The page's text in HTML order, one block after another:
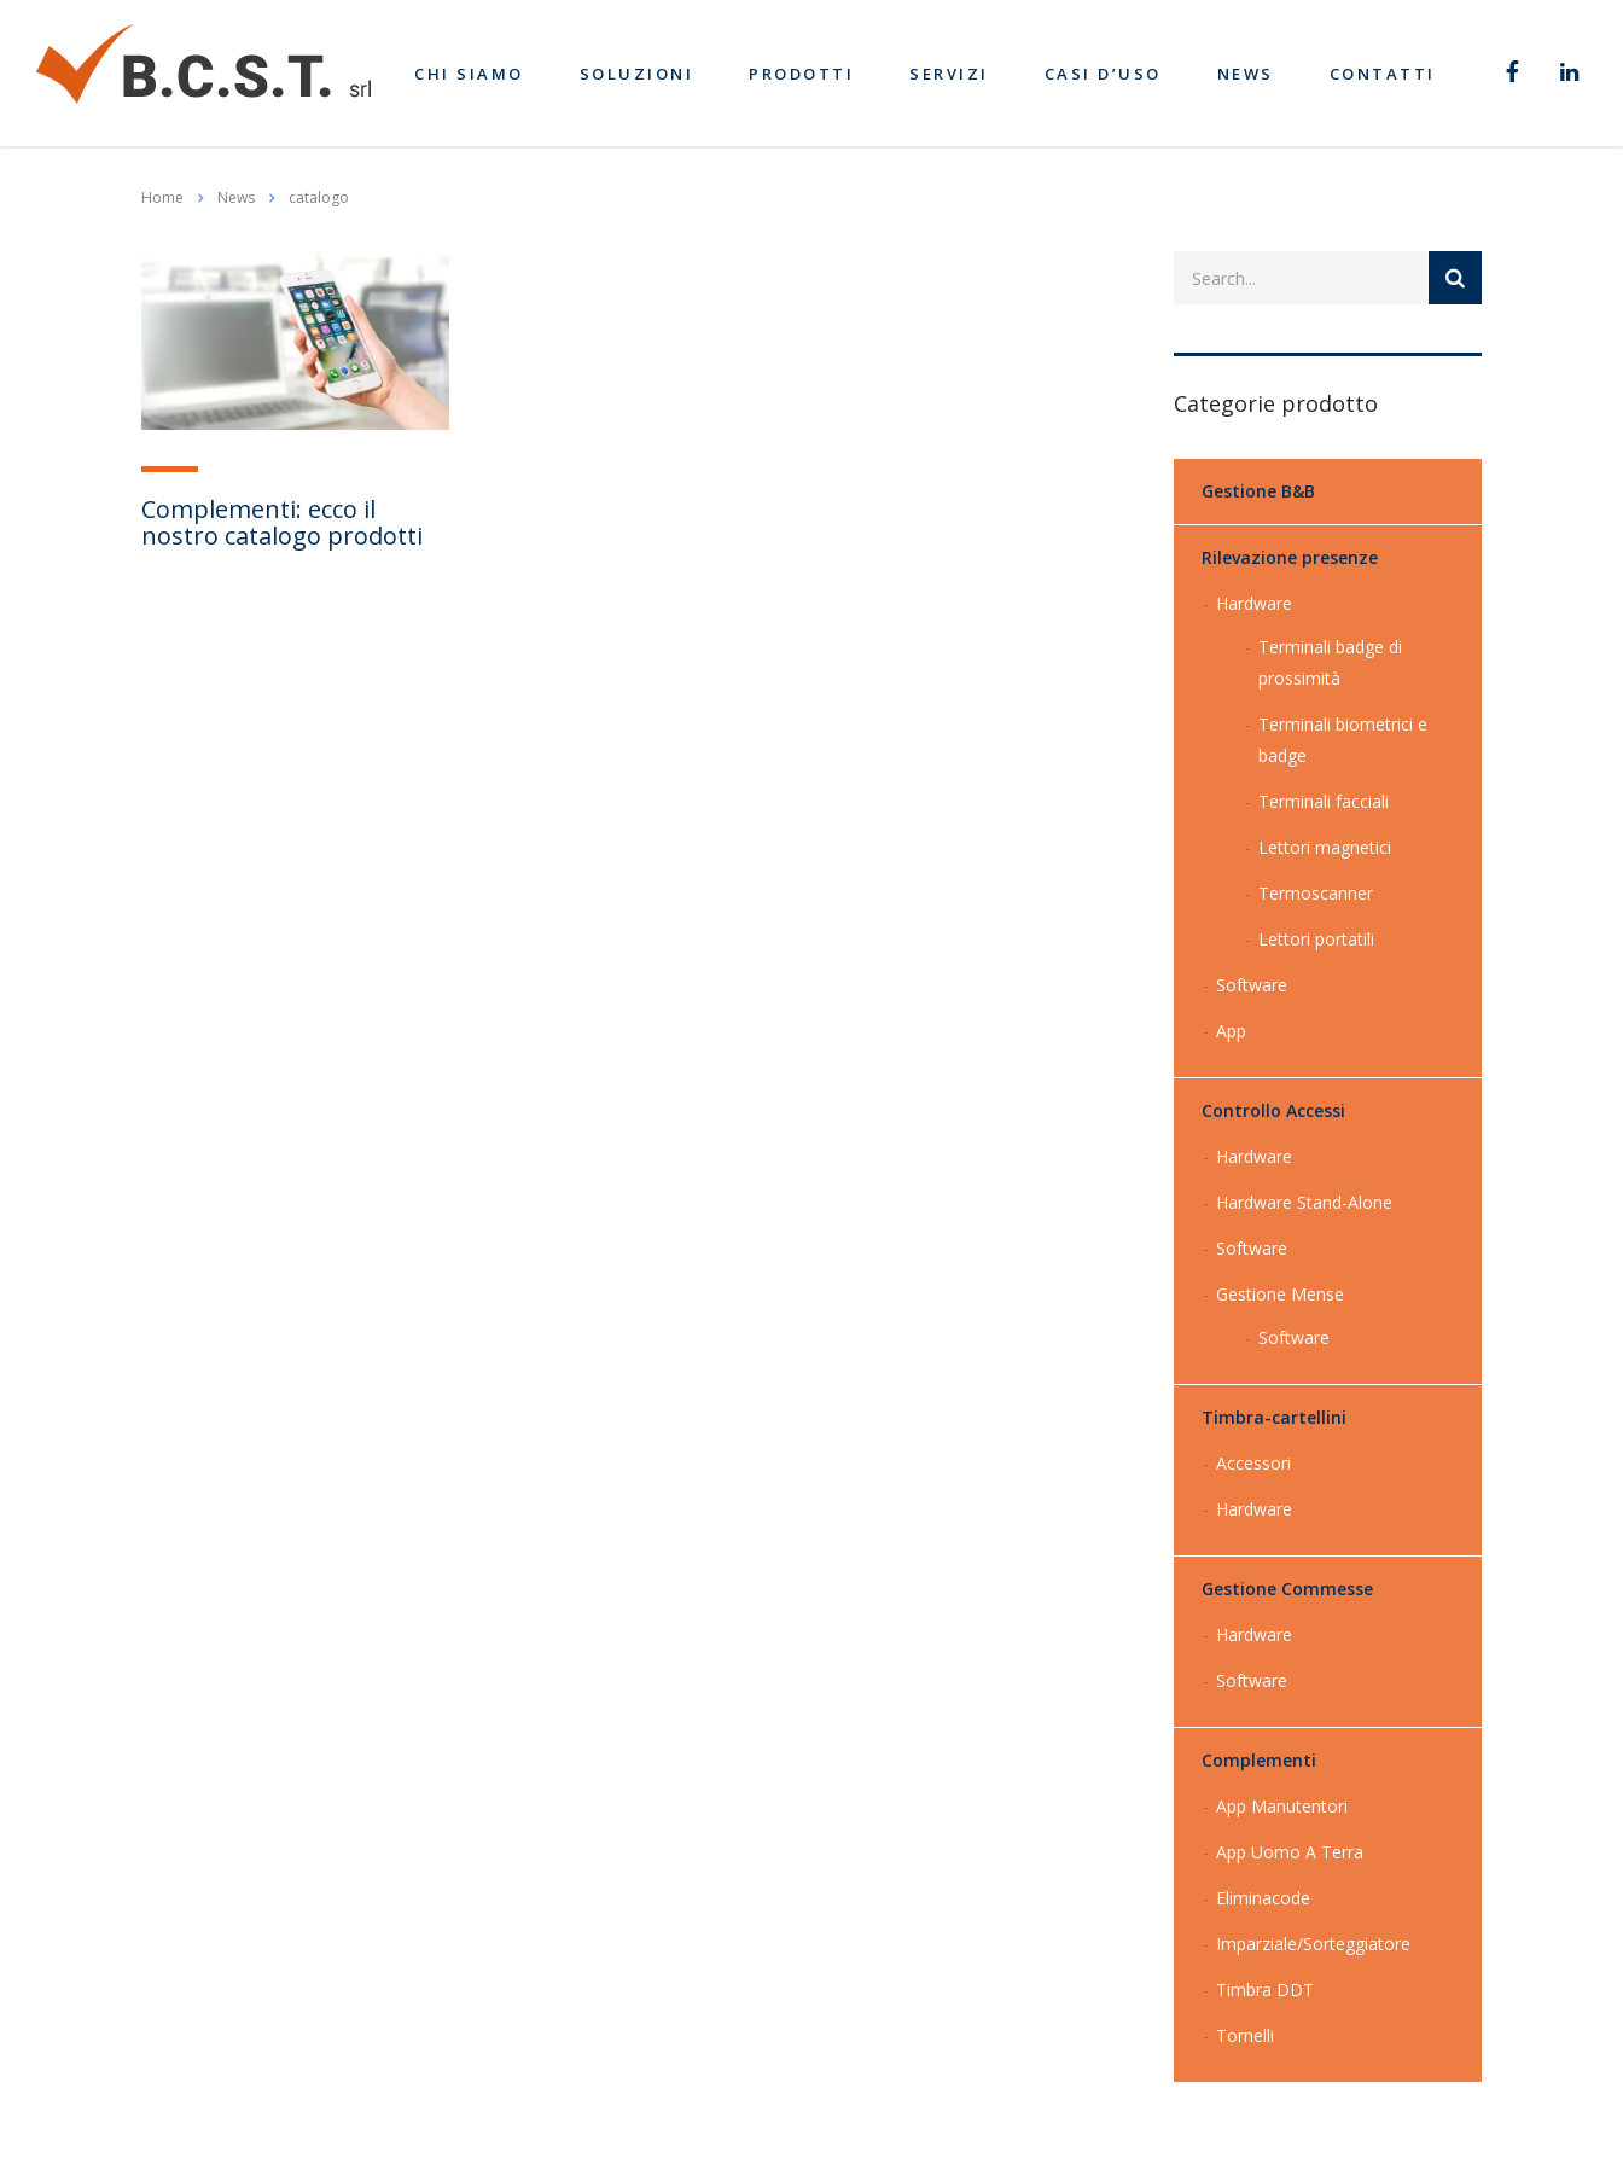
CHI SIAMO SOLUZIONI PRODOTTI SERVIZI CASI D’USO NEWS CONTATTI
Home News catalogo
Complementi: ecco il
nostro catalogo prodotti
Categorie prodotto
Gestione B&B
Rilevazione presenze
Hardware
Terminali badge di
prossimità
Terminali biometrici e
badge
Terminali facciali
Lettori magnetici
Termoscanner
Lettori portatili
Software
App
Controllo Accessi
Hardware
Hardware Stand-Alone
Software
Gestione Mense
Software
Timbra-cartellini
Accessori
Hardware
Gestione Commesse
Hardware
Software
Complementi
App Manutentori
App Uomo A Terra
Eliminacode
Imparziale/Sorteggiatore
Timbra DDT
Tornelli